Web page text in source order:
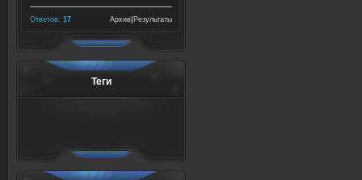
Ответов: 17 Результаты
Архив
Теги